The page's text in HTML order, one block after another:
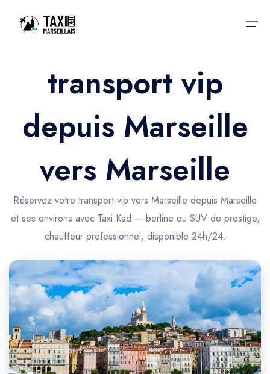
Accueil
Nos services
Nos services
Trajet Gare SNCF
Trajet Port croisière
Trajet Séminaire
Trajet Longue Distance
Taxis aéroport
Réservation
Actualités & évènements
Contactez-nous
transport vip
depuis Marseille
vers Marseille
Réservez votre transport vip vers Marseille depuis Marseille
et ses environs avec Taxi Kad — berline ou SUV de prestige,
chauffeur professionnel, disponible 24h/24.